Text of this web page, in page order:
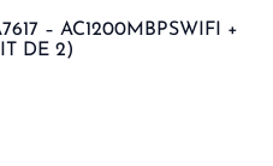
– AC1200MBPSWIFI +
DE 2)